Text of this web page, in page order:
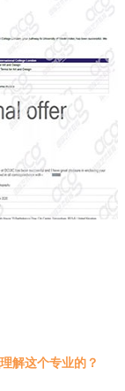
解这个专业的？